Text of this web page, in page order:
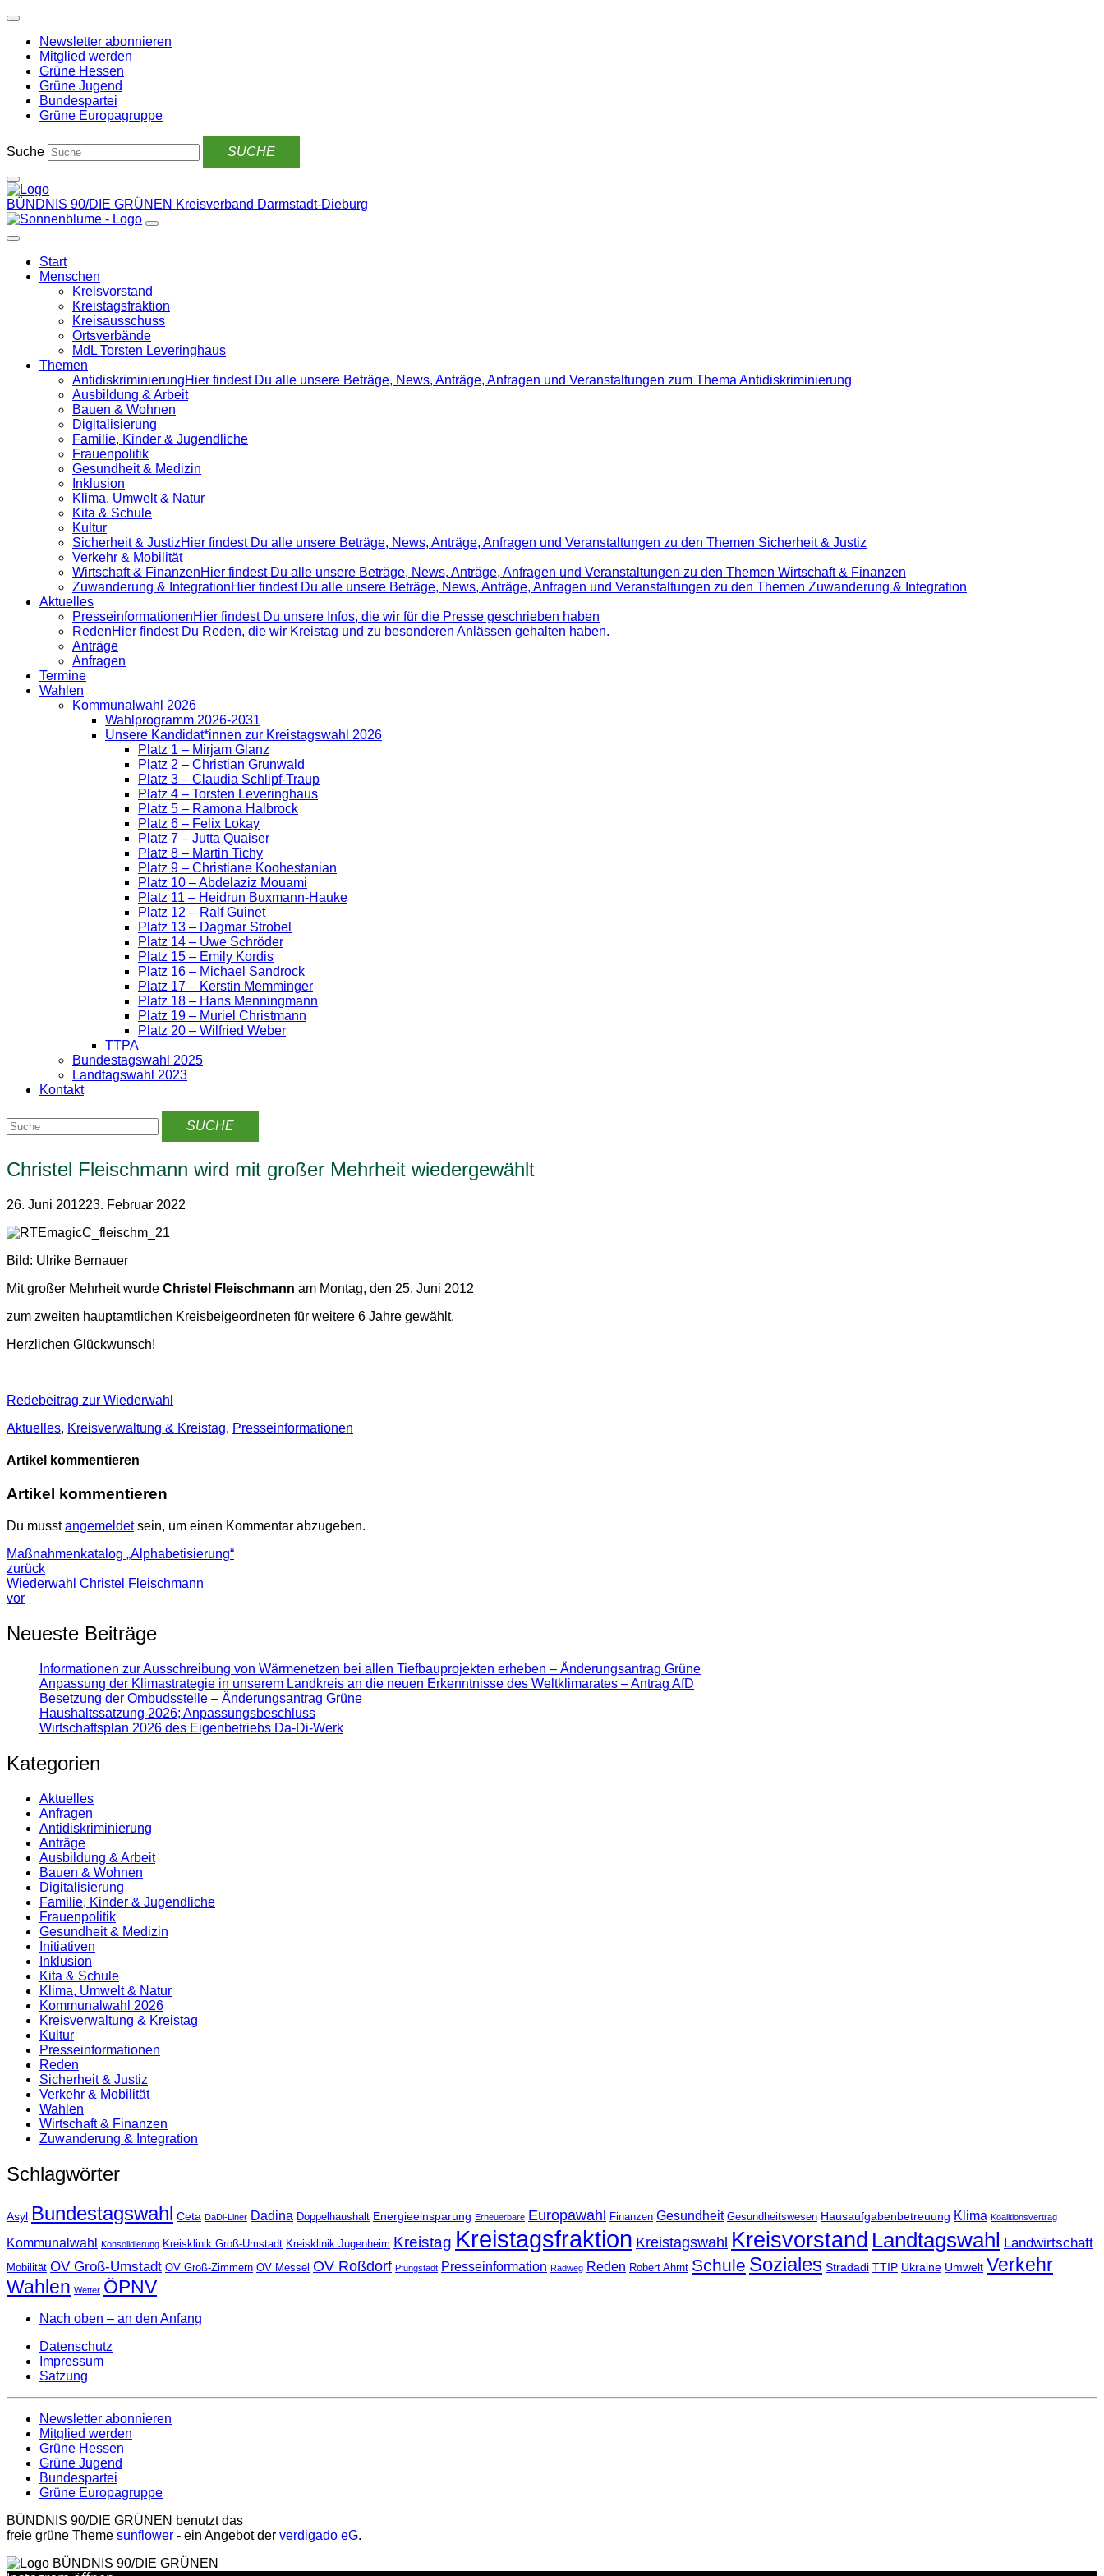
Weiter
Inhalt
Newsletter abonnieren
Mitglied werden
Grüne Hessen
Grüne Jugend
Bundespartei
Grüne Europagruppe
Suche
BÜNDNIS 90/DIE GRÜNEN Kreisverband Darmstadt-Dieburg
Start
Menschen
Kreisvorstand
Kreistagsfraktion
Kreisausschuss
Ortsverbände
MdL Torsten Leveringhaus
Themen
Antidiskrimi­nierungHier findest Du alle unsere Beträge, News, Anträge, Anfragen und Veranstaltungen zum Thema Antidiskriminierung
Ausbildung & Arbeit
Bauen & Wohnen
Digitalisierung
Familie, Kinder & Jugendliche
Frauenpolitik
Gesundheit & Medizin
Inklusion
Klima, Umwelt & Natur
Kita & Schule
Kultur
Sicherheit & JustizHier findest Du alle unsere Beträge, News, Anträge, Anfragen und Veranstaltungen zu den Themen Sicherheit & Justiz
Verkehr & Mobilität
Wirtschaft & FinanzenHier findest Du alle unsere Beträge, News, Anträge, Anfragen und Veranstaltungen zu den Themen Wirtschaft & Finanzen
Zuwanderung & IntegrationHier findest Du alle unsere Beträge, News, Anträge, Anfragen und Veranstaltungen zu den Themen Zuwanderung & Integration
Aktuelles
Presse­informationenHier findest Du unsere Infos, die wir für die Presse geschrieben haben
RedenHier findest Du Reden, die wir Kreistag und zu besonderen Anlässen gehalten haben.
Anträge
Anfragen
Termine
Wahlen
Kommunalwahl 2026
Wahlprogramm 2026-2031
Unsere Kandidat*innen zur Kreistagswahl 2026
Platz 1 – Mirjam Glanz
Platz 2 – Christian Grunwald
Platz 3 – Claudia Schlipf-Traup
Platz 4 – Torsten Leveringhaus
Platz 5 – Ramona Halbrock
Platz 6 – Felix Lokay
Platz 7 – Jutta Quaiser
Platz 8 – Martin Tichy
Platz 9 – Christiane Koohestanian
Platz 10 – Abdelaziz Mouami
Platz 11 – Heidrun Buxmann-Hauke
Platz 12 – Ralf Guinet
Platz 13 – Dagmar Strobel
Platz 14 – Uwe Schröder
Platz 15 – Emily Kordis
Platz 16 – Michael Sandrock
Platz 17 – Kerstin Memminger
Platz 18 – Hans Menningmann
Platz 19 – Muriel Christmann
Platz 20 – Wilfried Weber
TTPA
Bundestagswahl 2025
Landtagswahl 2023
Kontakt
Christel Fleischmann wird mit großer Mehrheit wiedergewählt
26. Juni 201223. Februar 2022
Bild: Ulrike Bernauer
Mit großer Mehrheit wurde Christel Fleischmann am Montag, den 25. Juni 2012
zum zweiten hauptamtlichen Kreisbeigeordneten für weitere 6 Jahre gewählt.
Herzlichen Glückwunsch!
Redebeitrag zur Wiederwahl
Aktuelles, Kreisverwaltung & Kreistag, Presse­informationen
Artikel kommentieren
Artikel kommentieren
Du musstangemeldetsein, um einen Kommentar abzugeben.
Maßnahmenkatalog „Alphabetisierung“
zurück
Wiederwahl Christel Fleischmann
vor
Neueste Beiträge
Informationen zur Ausschreibung von Wärmenetzen bei allen Tiefbauprojekten erheben – Änderungsantrag Grüne
Anpassung der Klimastrategie in unserem Landkreis an die neuen Erkenntnisse des Weltklimarates – Antrag AfD
Besetzung der Ombudsstelle – Änderungsantrag Grüne
Haushaltssatzung 2026; Anpassungsbeschluss
Wirtschaftsplan 2026 des Eigenbetriebs Da-Di-Werk
Kategorien
Aktuelles
Anfragen
Antidiskrimi­nierung
Anträge
Ausbildung & Arbeit
Bauen & Wohnen
Digitalisierung
Familie, Kinder & Jugendliche
Frauenpolitik
Gesundheit & Medizin
Initiativen
Inklusion
Kita & Schule
Klima, Umwelt & Natur
Kommunalwahl 2026
Kreisverwaltung & Kreistag
Kultur
Presse­informationen
Reden
Sicherheit & Justiz
Verkehr & Mobilität
Wahlen
Wirtschaft & Finanzen
Zuwanderung & Integration
Schlagwörter
Asyl Bundestagswahl Ceta DaDi-Liner Dadina Doppelhaushalt Energieeinsparung Erneuerbare Europawahl Finanzen Gesundheit Gesundheitswesen Hausaufgabenbetreuung Klima Koalitionsvertrag
Kommunalwahl Konsolidierung Kreisklinik Groß-Umstadt Kreisklinik Jugenheim Kreistag Kreistagsfraktion Kreistagswahl Kreisvorstand Landtagswahl Landwirtschaft
Mobilität OV Groß-Umstadt OV Groß-Zimmern OV Messel OV Roßdorf Pfungstadt Presseinformation Radweg Reden Robert Ahrnt Schule Soziales Stradadi TTIP Ukraine Umwelt Verkehr
Wahlen Wetter ÖPNV
Nach oben – an den Anfang
Datenschutz
Impressum
Satzung
Newsletter abonnieren
Mitglied werden
Grüne Hessen
Grüne Jugend
Bundespartei
Grüne Europagruppe
BÜNDNIS 90/DIE GRÜNEN benutzt das
freie grüne Theme sunflower ‐ ein Angebot der verdigado eG.